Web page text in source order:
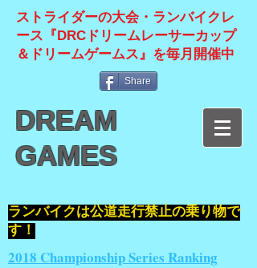
ストライダーの大会・ランバイクレ
ース『DRCドリームレーサーカップ
＆ドリームゲームス』を毎月開催中
Share
DREAM
GAMES
​ランバイクは公道走行禁止の乗り物で
す！
2018 Championship Series Ranking